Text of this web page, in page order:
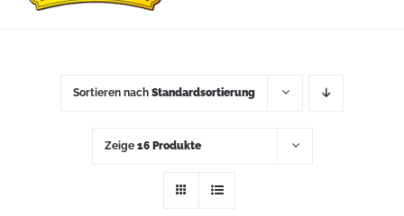
Sortieren nach Standardsortierung
Zeige 16 Produkte